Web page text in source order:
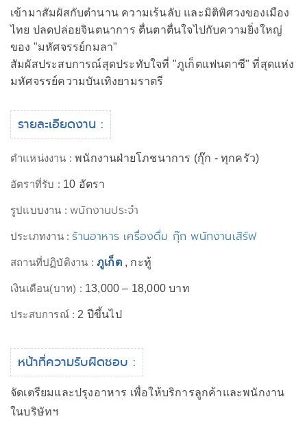
เข้ามาสัมผัสกับตำนาน ความเร้นลับ และมิติพิศวงของเมือง
ไทย ปลดปล่อยจินตนาการ ตื่นตาตื่นใจไปกับความยิ่งใหญ่
ของ "มหัศจรรย์กมลา"
สัมผัสประสบการณ์สุดประทับใจที่ "ภูเก็ตแฟนตาซี" ที่สุดแห่ง
มหัศจรรย์ความบันเทิงยามราตรี
รายละเอียดงาน :
ตำแหน่งงาน :พนักงานฝ่ายโภชนาการ (กุ๊ก - ทุกครัว)
อัตราที่รับ : 10 อัตรา
รูปแบบงาน :พนักงานประจำ
ประเภทงาน :ร้านอาหาร เครื่องดื่ม กุ๊ก พนักงานเสิร์ฟ
สถานที่ปฏิบัติงาน : ภูเก็ต, กะทู้
เงินเดือน(บาท) : 13,000 – 18,000 บาท
ประสบการณ์ : 2 ปีขึ้นไป
หน้าที่ความรับผิดชอบ :
จัดเตรียมและปรุงอาหาร เพื่อให้บริการลูกค้าและพนักงาน
ในบริษัทฯ